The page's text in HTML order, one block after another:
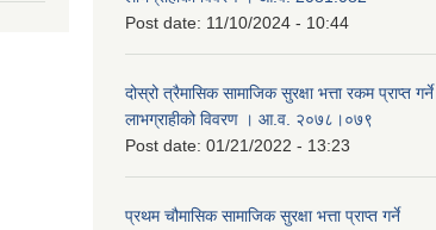
Post date: 11/10/2024 - 10:44
दोस्रो त्रैमासिक सामाजिक सुरक्षा भत्ता रकम प्राप्त गर्ने
लाभग्राहीको विवरण । आ.व. २०७८।०७९
Post date: 01/21/2022 - 13:23
प्रथम चौमासिक सामाजिक सुरक्षा भत्ता प्राप्त गर्ने